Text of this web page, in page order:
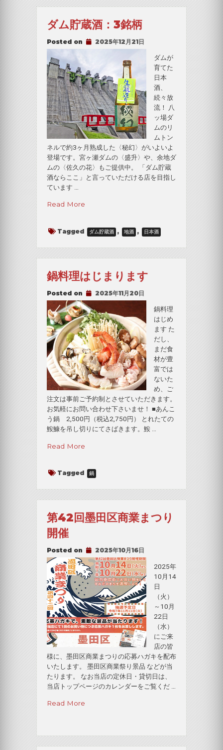
蔵
入
荷
し
た”
ダム貯蔵酒：3銘柄
Posted on 2025年12月21日
ダムが
育てた
日本
酒、
続々放
流！ 八
ッ場ダ
ムのリ
ムトン
ネルで約3ヶ月熟成した〈秘幻〉がいよいよ
登場です。宮ヶ瀬ダムの〈盛升〉や、余地ダ
ムの〈佐久の花〉もご提供中。 「ダム貯蔵
酒ならここ」と言っていただける店を目指し
ています …
Read More“ダ
蔵
3
柄”
Tagged ダム貯蔵酒 , 地酒 , 日本酒
鍋料理はじまります
Posted on 2025年11月20日
鍋料理
はじめ
ます た
だし、
まだ食
材が豊
富では
ないた
め、ご
注文は事前ご予約制とさせていただきます。
お気軽にお問い合わせ下さいませ！ ■あんこ
う鍋 2,500円（税込2,750円） とれたての
鮟鱇を吊し切りにてさばきます。鮟 …
Read More“鍋
は
ま
ま
す”
Tagged 鍋
第42回墨田区商業まつり
開催
Posted on 2025年10月16日
2025年
10月14
日
（火）
～10月
22日
（水）
にご来
店の皆
様に、墨田区商業まつりの応募ハガキを配布
いたします。 墨田区商業祭り景品 などが当
たります。 なお当店の定休日・貸切日は、
当店トップページのカレンダーをご覧くだ …
Read More“第
田